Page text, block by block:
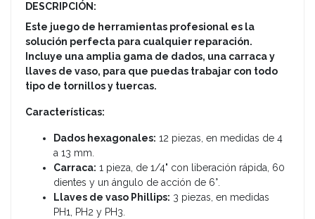
DESCRIPCIÓN:
Este juego de herramientas profesional es la
solución perfecta para cualquier reparación.
Incluye una amplia gama de dados, una carraca y
llaves de vaso, para que puedas trabajar con todo
tipo de tornillos y tuercas.
Características:
Dados hexagonales: 12 piezas, en medidas de 4
a 13 mm.
Carraca: 1 pieza, de 1/4" con liberación rápida, 60
dientes y un ángulo de acción de 6°.
Llaves de vaso Phillips: 3 piezas, en medidas
PH1, PH2 y PH3.